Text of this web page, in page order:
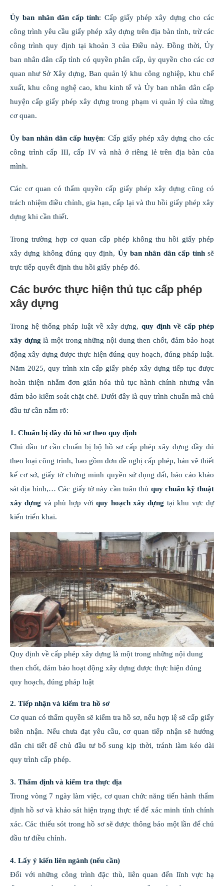
Ủy ban nhân dân cấp tỉnh: Cấp giấy phép xây dựng cho các
công trình yêu cầu giấy phép xây dựng trên địa bàn tỉnh, trừ các
công trình quy định tại khoản 3 của Điều này. Đồng thời, Ủy
ban nhân dân cấp tỉnh có quyền phân cấp, ủy quyền cho các cơ
quan như Sở Xây dựng, Ban quản lý khu công nghiệp, khu chế
xuất, khu công nghệ cao, khu kinh tế và Ủy ban nhân dân cấp
huyện cấp giấy phép xây dựng trong phạm vi quản lý của từng
cơ quan.
Ủy ban nhân dân cấp huyện: Cấp giấy phép xây dựng cho các
công trình cấp III, cấp IV và nhà ở riêng lẻ trên địa bàn của
mình.
Các cơ quan có thẩm quyền cấp giấy phép xây dựng cũng có
trách nhiệm điều chỉnh, gia hạn, cấp lại và thu hồi giấy phép xây
dựng khi cần thiết.
Trong trường hợp cơ quan cấp phép không thu hồi giấy phép
xây dựng không đúng quy định, Ủy ban nhân dân cấp tỉnhsẽ
trực tiếp quyết định thu hồi giấy phép đó.
Các bước thực hiện thủ tục cấp phép
xây dựng
Trong hệ thống pháp luật về xây dựng,quy định về cấp phép
xây dựng là một trong những nội dung then chốt, đảm bảo hoạt
động xây dựng được thực hiện đúng quy hoạch, đúng pháp luật.
Năm 2025, quy trình xin cấp giấy phép xây dựng tiếp tục được
hoàn thiện nhằm đơn giản hóa thủ tục hành chính nhưng vẫn
đảm bảo kiểm soát chặt chẽ. Dưới đây là quy trình chuẩn mà chủ
đầu tư cần nắm rõ:
1. Chuẩn bị đầy đủ hồ sơ theo quy định
Chủ đầu tư cần chuẩn bị bộ hồ sơ cấp phép xây dựng đầy đủ
theo loại công trình, bao gồm đơn đề nghị cấp phép, bản vẽ thiết
kế cơ sở, giấy tờ chứng minh quyền sử dụng đất, báo cáo khảo
sát địa hình,… Các giấy tờ này cần tuân thủ quy chuẩn kỹ thuật
xây dựng và phù hợp vớiquy hoạch xây dựng tại khu vực dự
kiến triển khai.
Quy định về cấp phép xây dựng là một trong những nội dung
then chốt, đảm bảo hoạt động xây dựng được thực hiện đúng
quy hoạch, đúng pháp luật
2. Tiếp nhận và kiểm tra hồ sơ
Cơ quan có thẩm quyền sẽ kiểm tra hồ sơ, nếu hợp lệ sẽ cấp giấy
biên nhận. Nếu chưa đạt yêu cầu, cơ quan tiếp nhận sẽ hướng
dẫn chi tiết để chủ đầu tư bổ sung kịp thời, tránh làm kéo dài
quy trình cấp phép.
3. Thẩm định và kiểm tra thực địa
Trong vòng 7 ngày làm việc, cơ quan chức năng tiến hành thẩm
định hồ sơ và khảo sát hiện trạng thực tế để xác minh tính chính
xác. Các thiếu sót trong hồ sơ sẽ được thông báo một lần để chủ
đầu tư điều chỉnh.
4. Lấy ý kiến liên ngành (nếu cần)
Đối với những công trình đặc thù, liên quan đến lĩnh vực hạ